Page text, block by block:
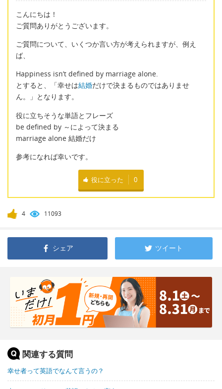
こんにちは！
ご質問ありがとうございます。
ご質問について、いくつか言い方が考えられますが、例え
ば、
Happiness isn’t defined by marriage alone.
とすると、「幸せは結婚だけで決まるものではありませ
ん。」となります。
役に立ちそうな単語とフレーズ
be defined by ～によって決まる
marriage alone 結婚だけ
参考になれば幸いです。
役に立った 0
4 11093
シェア ツイート
関連する質問
幸せ者って英語でなんて言うの？